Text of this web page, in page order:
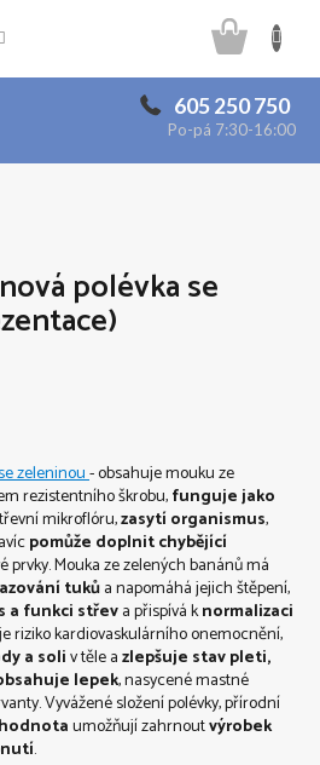
605 250 750
Po-pá 7:30-16:00
košík
polévka se
zeleninou- obsahuje mouku ze
rezistentního škrobu,funguje jako
mikroflóru,zasytí organismus,
pomůže doplnit chybějící
prvky. Mouka ze zelených banánů má
tukůa napomáhá jejich štěpení,
a funkci střeva přispívá knormalizaci
riziko kardiovaskulárního onemocnění,
a soliv těle azlepšuje stav pleti,
lepek, nasycené mastné
Vyvážené složení polévky, přírodní
umožňují zahrnoutvýrobek
.